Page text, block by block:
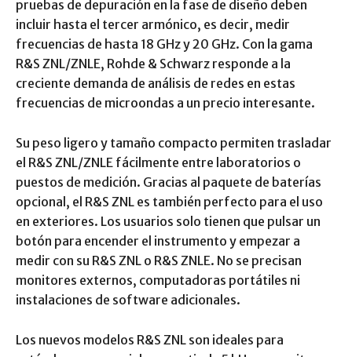
pruebas de depuración en la fase de diseño deben
incluir hasta el tercer armónico, es decir, medir
frecuencias de hasta 18 GHz y 20 GHz. Con la gama
R&S ZNL/ZNLE, Rohde & Schwarz responde a la
creciente demanda de análisis de redes en estas
frecuencias de microondas a un precio interesante.
Su peso ligero y tamaño compacto permiten trasladar
el R&S ZNL/ZNLE fácilmente entre laboratorios o
puestos de medición. Gracias al paquete de baterías
opcional, el R&S ZNL es también perfecto para el uso
en exteriores. Los usuarios solo tienen que pulsar un
botón para encender el instrumento y empezar a
medir con su R&S ZNL o R&S ZNLE. No se precisan
monitores externos, computadoras portátiles ni
instalaciones de software adicionales.
Los nuevos modelos R&S ZNL son ideales para